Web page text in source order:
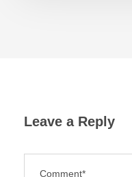
Leave a Reply